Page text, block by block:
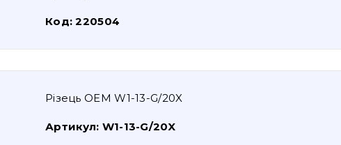
Код:220504
Різець OEM W1-13-G/20X
Артикул: W1-13-G/20X